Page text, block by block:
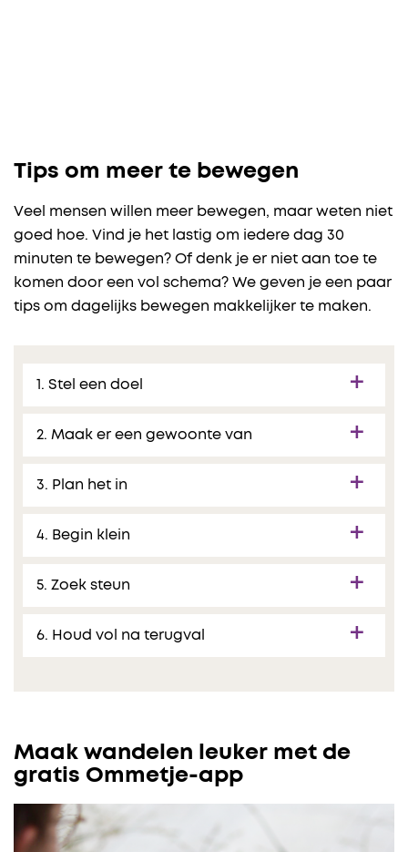
Tips om meer te bewegen
Veel mensen willen meer bewegen, maar weten niet
goed hoe. Vind je het lastig om iedere dag 30
minuten te bewegen? Of denk je er niet aan toe te
komen door een vol schema? We geven je een paar
tips om dagelijks bewegen makkelijker te maken.
1. Stel een doel
2. Maak er een gewoonte van
3. Plan het in
4. Begin klein
5. Zoek steun
6. Houd vol na terugval
Maak wandelen leuker met de
gratis Ommetje-app